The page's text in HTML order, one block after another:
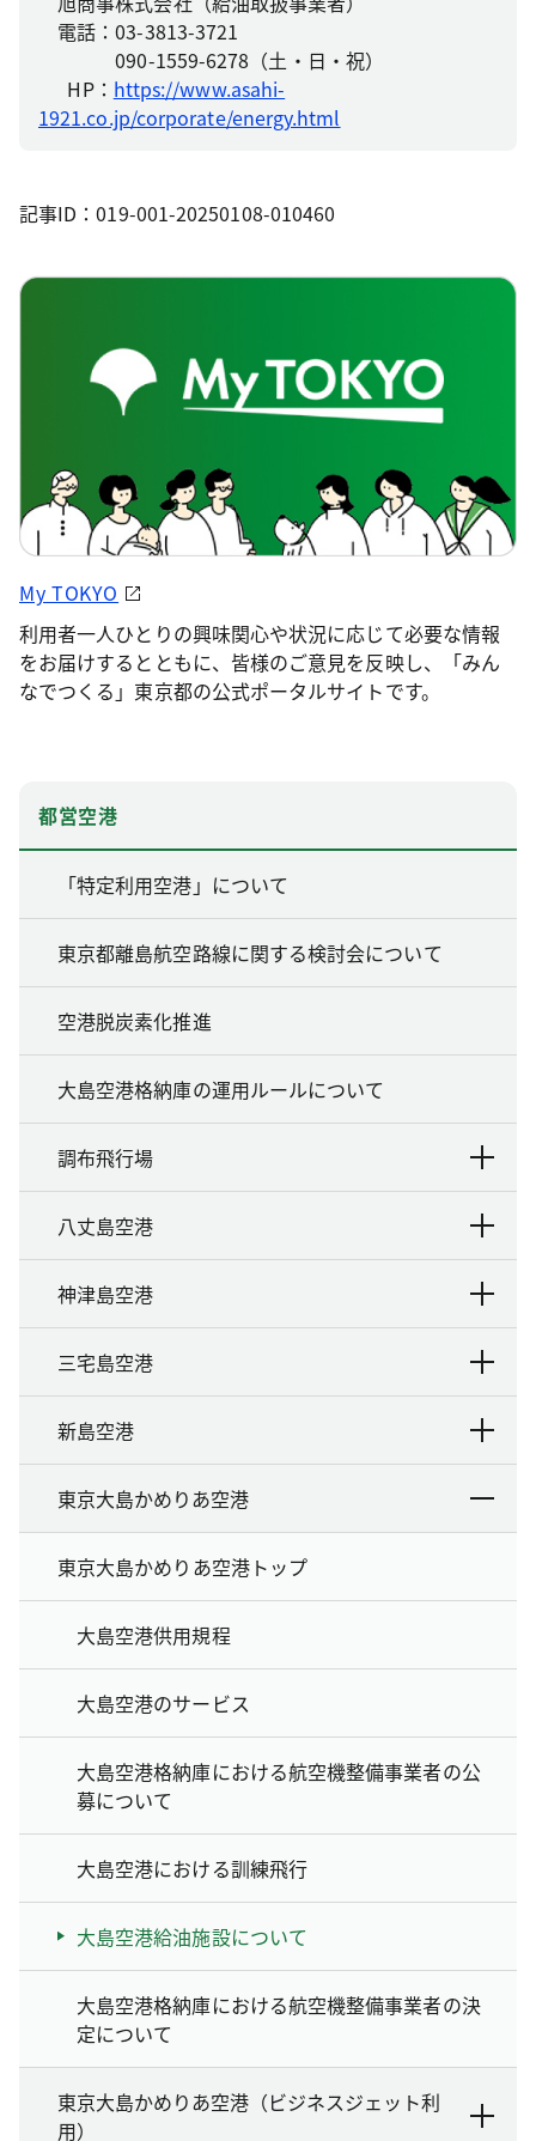
電話：03-3813-3721
090-1559-6278（土・日・祝）
HP： https://www.asahi-
1921.co.jp/corporate/energy.html
記事ID：019-001-20250108-010460
My TOKYO
利用者一人ひとりの興味関心や状況に応じて必要な情報
をお届けするとともに、皆様のご意見を反映し、「みん
なでつくる」東京都の公式ポータルサイトです。
都営空港
「特定利用空港」について
東京都離島航空路線に関する検討会について
空港脱炭素化推進
大島空港格納庫の運用ルールについて
調布飛行場
八丈島空港
神津島空港
三宅島空港
新島空港
東京大島かめりあ空港
東京大島かめりあ空港トップ
大島空港供用規程
大島空港のサービス
大島空港格納庫における航空機整備事業者の公
募について
大島空港における訓練飛行
大島空港給油施設について
大島空港格納庫における航空機整備事業者の決
定について
東京大島かめりあ空港（ビジネスジェット利
用）